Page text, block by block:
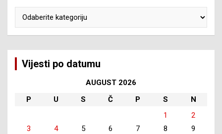
Vijesti po datumu
AUGUST 2026
P
U S Č P S
N
1
2
3
4 5 6 7 8
9